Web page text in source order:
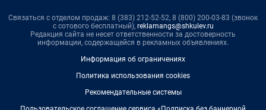
Связаться с отделом продаж: 8 (383) 212-52-52, 8 (800) 200-03-83 (звонок
с сотового бесплатный), reklamangs@shkulev.ru
Редакция сайта не несет ответственности за достоверность
информации, содержащейся в рекламных объявлениях.
Информация об ограничениях
Политика использования cookies
Рекомендательные системы